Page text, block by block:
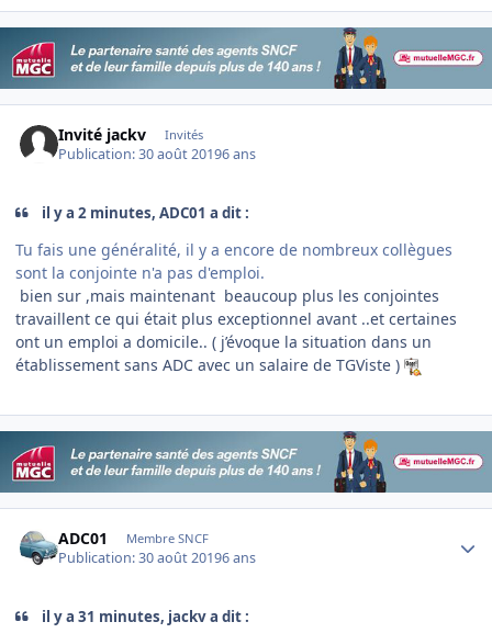
Invité jackv Invités
Publication:30 août 20196 ans
il y a 2 minutes, ADC01 a dit :
Tu fais une généralité, il y a encore de nombreux collègues
sont la conjointe n'a pas d'emploi.
bien sur ,mais maintenant beaucoup plus les conjointes
travaillent ce qui était plus exceptionnel avant ..et certaines
ont un emploi a domicile.. ( j’évoque la situation dans un
établissement sans ADC avec un salaire de TGViste )
ADC01 Membre SNCF
Publication:30 août 20196 ans
il y a 31 minutes, jackv a dit :